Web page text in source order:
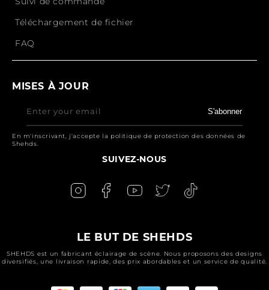
Téléchargement de fichier
FAQ
MISES À JOUR
Enter your email S'abonner
En m'inscrivant, j'accepte la politique de protection des données de
Shehds.
SUIVEZ-NOUS
LE BUT DE SHEHDS
SHEHDS est un fabricant éclairage de scène. Nous proposons des designs
diversifiés, une livraison rapide, des prix abordables et un service de qualité.